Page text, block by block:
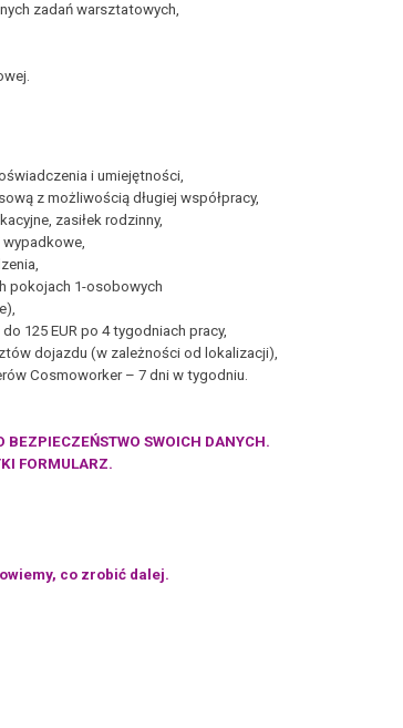
zadań warsztatowych,
i umiejętności,
z możliwością długiej współpracy,
zasiłek rodzinny,
wypadkowe,
pokojach 1-osobowych
125 EUR po 4 tygodniach pracy,
dojazdu (w zależności od lokalizacji),
Cosmoworker – 7 dni w tygodniu.
SWOICH DANYCH.
FORMULARZ.
co zrobić dalej.